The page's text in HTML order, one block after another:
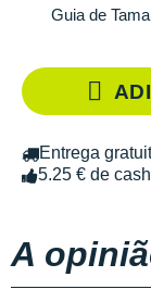
Guia de
Entrega
5.25 € de
A